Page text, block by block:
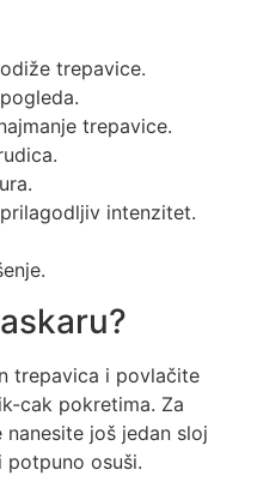
trepavice.
trepavice.
intenzitet.
trepavica i povlačite
cak pokretima. Za
još jedan sloj
potpuno osuši.